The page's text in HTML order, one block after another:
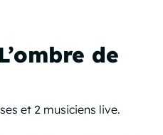
de
et 2 musiciens live.